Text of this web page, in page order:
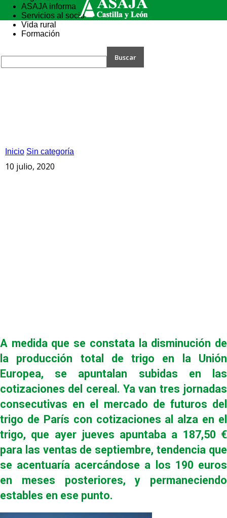
ASAJA informa
Servicios al socio
Vida rural
Formación
Inicio Sin categoría
10 julio, 2020
A medida que se constata la disminución de
la producción total de trigo en la Unión
Europea, se apuntalan subidas en las
cotizaciones del cereal. Ya van tres jornadas
consecutivas en el mercado de futuros del
trigo de París con cotizaciones al alza en el
trigo, que ayer jueves apuntaba a 187,50 €
para las ventas de septiembre, tendencia que
se acentuaría acercándose a los 190 euros
en meses posteriores, y permaneciendo
estables en ese punto.